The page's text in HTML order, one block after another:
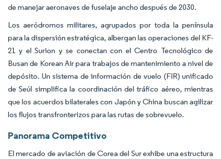
de manejar aeronaves de fuselaje ancho después de 2030.
Los aeródromos militares, agrupados por toda la península
para la dispersión estratégica, albergan las operaciones del KF-
21 y el Surion y se conectan con el Centro Tecnológico de
Busan de Korean Air para trabajos de mantenimiento a nivel de
depósito. Un sistema de información de vuelo (FIR) unificado
de Seúl simplifica la coordinación del tráfico aéreo, mientras
que los acuerdos bilaterales con Japón y China buscan agilizar
los flujos transfronterizos para las rutas de sobrevuelo.
Panorama Competitivo
El mercado de aviación de Corea del Sur exhibe una estructura